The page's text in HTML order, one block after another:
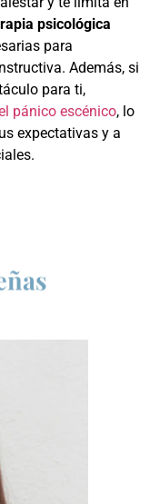
psicológica
para
Además, si
para ti,
pánico escénico, lo
expectativas y a